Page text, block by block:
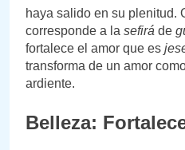
haya salido en su plenitud.
corresponde a la sefirá de
fortalece el amor que es
transforma de un amor
ardiente.
Belleza: